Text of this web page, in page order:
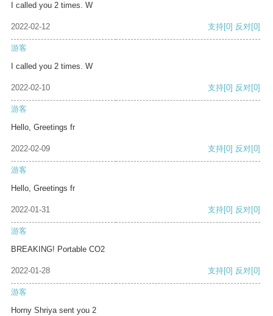
I called you 2 times. W
2022-02-12 支持[0] 反对[0]
游客
I called you 2 times. W
2022-02-10 支持[0] 反对[0]
游客
Hello, Greetings fr
2022-02-09 支持[0] 反对[0]
游客
Hello, Greetings fr
2022-01-31 支持[0] 反对[0]
游客
BREAKING! Portable CO2
2022-01-28 支持[0] 反对[0]
游客
Horny Shriya sent you 2